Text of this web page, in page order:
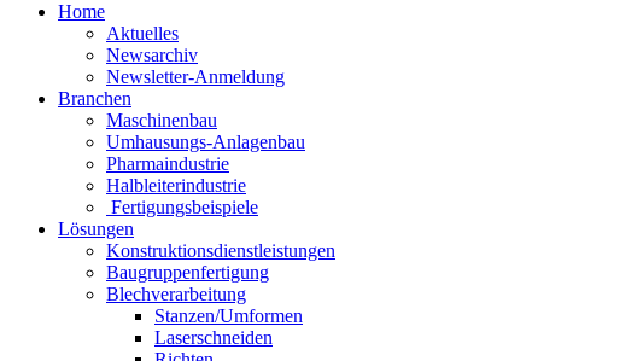
Home
Aktuelles
Newsarchiv
Newsletter-Anmeldung
Branchen
Maschinenbau
Umhausungs-Anlagenbau
Pharmaindustrie
Halbleiterindustrie
Fertigungsbeispiele
Lösungen
Konstruktionsdienstleistungen
Baugruppenfertigung
Blechverarbeitung
Stanzen/Umformen
Laserschneiden